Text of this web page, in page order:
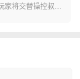
武器。游戏内融
家将交替操控叔侄